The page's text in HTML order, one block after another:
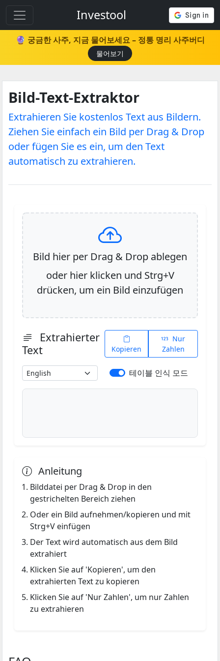
Investool
🔮 궁금한 사주, 지금 물어보세요 – 정통 명리 사주버디
물어보기
Bild-Text-Extraktor
Extrahieren Sie kostenlos Text aus Bildern.
Ziehen Sie einfach ein Bild per Drag & Drop
oder fügen Sie es ein, um den Text
automatisch zu extrahieren.
Bild hier per Drag & Drop ablegen
oder hier klicken und Strg+V
drücken, um ein Bild einzufügen
Extrahierter
Text
Kopieren
Nur
Zahlen
테이블 인식 모드
Anleitung
Bilddatei per Drag & Drop in den
gestrichelten Bereich ziehen
Oder ein Bild aufnehmen/kopieren und mit
Strg+V einfügen
Der Text wird automatisch aus dem Bild
extrahiert
Klicken Sie auf 'Kopieren', um den
extrahierten Text zu kopieren
Klicken Sie auf 'Nur Zahlen', um nur Zahlen
zu extrahieren